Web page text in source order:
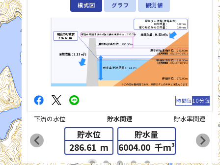
宇陀川(うだがわ)
list_alt
模式図 グラフ 観測値
※この図は模式図であり、実際のダムの形状とは異なります
洪水時最高水位：296.50m
緊急放流(異常洪水時防災操作)判断水位：295.00m
洪水貯留準備水位：289.60m
(適用期間：06/16～08/31)
予備放流水位：287.50m
(適用期間：06/16～10/15)
最低水位：272.00m
貯水率(利水容量)：73.7%
現在の貯水位
286.61m
全流入量：0.83㎥/s
全放流量：2.13㎥/s
室生ダム流域(流域平均)
10分雨量： 0.0mm
降り始めからの雨量： 0.0mm
時間毎10分毎
下流の水位 貯水関連 貯水率関連
貯水位
286.61 m
貯水量
6004.00 千m³
chevron_left chevron_right